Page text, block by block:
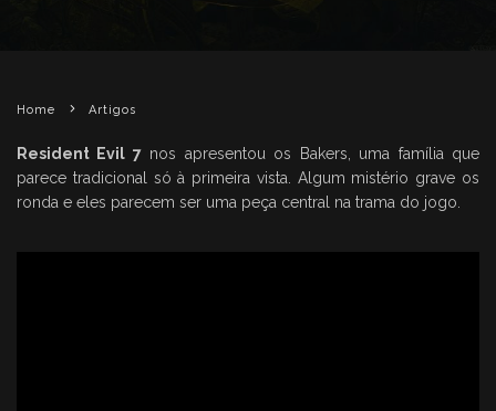
Home Artigos
Resident Evil 7nos apresentou os Bakers, uma família que
parece tradicional só à primeira vista. Algum mistério grave os
ronda e eles parecem ser uma peça central na trama do jogo.